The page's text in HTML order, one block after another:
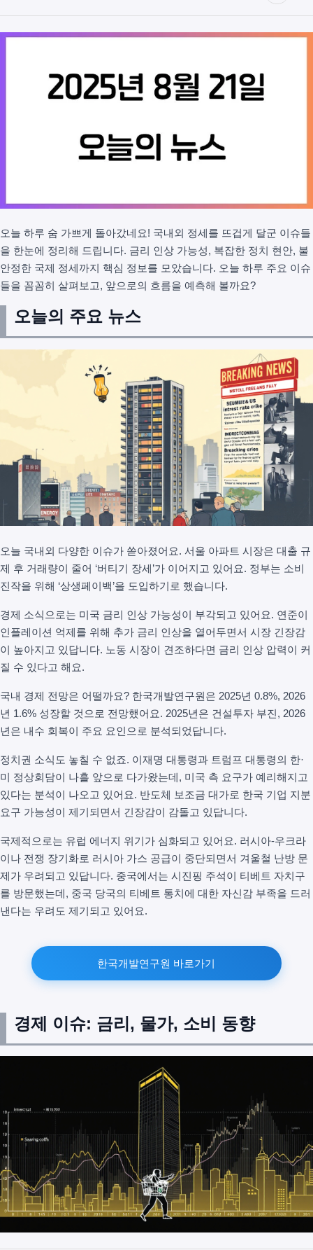
오늘 하루 숨 가쁘게 돌아갔네요! 국내외 정세를 뜨겁게 달군 이슈들
을 한눈에 정리해 드립니다. 금리 인상 가능성, 복잡한 정치 현안, 불
안정한 국제 정세까지 핵심 정보를 모았습니다. 오늘 하루 주요 이슈
들을 꼼꼼히 살펴보고, 앞으로의 흐름을 예측해 볼까요?
오늘의 주요 뉴스
오늘 국내외 다양한 이슈가 쏟아졌어요. 서울 아파트 시장은 대출 규
제 후 거래량이 줄어 ‘버티기 장세’가 이어지고 있어요. 정부는 소비
진작을 위해 ‘상생페이백’을 도입하기로 했습니다.
경제 소식으로는 미국 금리 인상 가능성이 부각되고 있어요. 연준이
인플레이션 억제를 위해 추가 금리 인상을 열어두면서 시장 긴장감
이 높아지고 있답니다. 노동 시장이 견조하다면 금리 인상 압력이 커
질 수 있다고 해요.
국내 경제 전망은 어떨까요? 한국개발연구원은 2025년 0.8%, 2026
년 1.6% 성장할 것으로 전망했어요. 2025년은 건설투자 부진, 2026
년은 내수 회복이 주요 요인으로 분석되었답니다.
정치권 소식도 놓칠 수 없죠. 이재명 대통령과 트럼프 대통령의 한·
미 정상회담이 나흘 앞으로 다가왔는데, 미국 측 요구가 예리해지고
있다는 분석이 나오고 있어요. 반도체 보조금 대가로 한국 기업 지분
요구 가능성이 제기되면서 긴장감이 감돌고 있답니다.
국제적으로는 유럽 에너지 위기가 심화되고 있어요. 러시아-우크라
이나 전쟁 장기화로 러시아 가스 공급이 중단되면서 겨울철 난방 문
제가 우려되고 있답니다. 중국에서는 시진핑 주석이 티베트 자치구
를 방문했는데, 중국 당국의 티베트 통치에 대한 자신감 부족을 드러
낸다는 우려도 제기되고 있어요.
한국개발연구원 바로가기
경제 이슈: 금리, 물가, 소비 동향